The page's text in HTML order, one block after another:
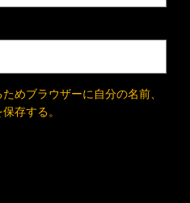
めブラウザーに自分の名前、
存する。